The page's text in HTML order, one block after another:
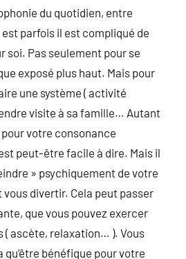
du quotidien, entre
parfois il est compliqué de
soi. Pas seulement pour se
exposé plus haut. Mais pour
une système ( activité
visite à sa famille… Autant
votre consonance
peut-être facile à dire. Mais il
» psychiquement de votre
vous divertir. Cela peut passer
que vous pouvez exercer
( ascète, relaxation… ). Vous
qu’être bénéfique pour votre